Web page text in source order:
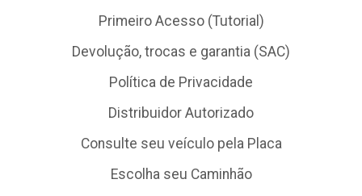
Primeiro Acesso (Tutorial)
Devolução, trocas e garantia (SAC)
Política de Privacidade
Distribuidor Autorizado
Consulte seu veículo pela Placa
Escolha seu Caminhão